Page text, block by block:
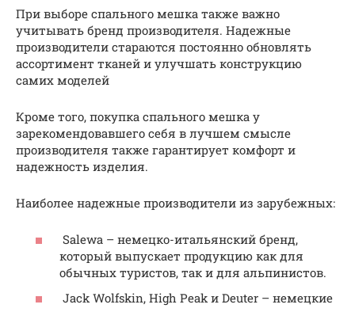
При выборе спального мешка также важно
учитывать бренд производителя. Надежные
производители стараются постоянно обновлять
ассортимент тканей и улучшать конструкцию
самих моделей
Кроме того, покупка спального мешка у
зарекомендовавшего себя в лучшем смысле
производителя также гарантирует комфорт и
надежность изделия.
Наиболее надежные производители из зарубежных:
Salewa – немецко-итальянский бренд,
который выпускает продукцию как для
обычных туристов, так и для альпинистов.
Jack Wolfskin, High Peak и Deuter – немецкие